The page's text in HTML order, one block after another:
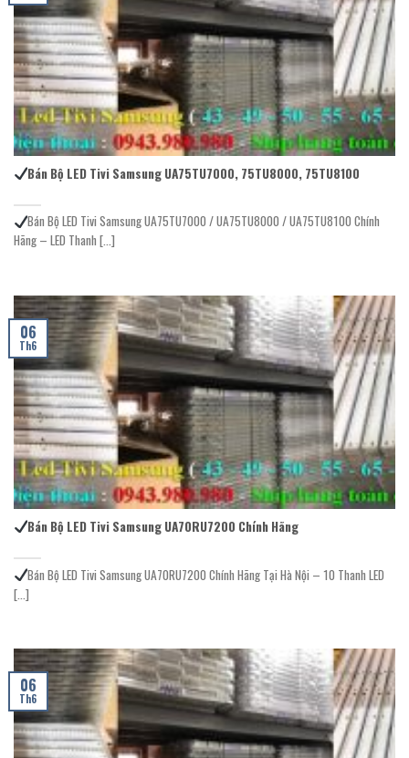
Bán Bộ LED Tivi Samsung UA75TU7000, 75TU8000, 75TU8100
Bán Bộ LED Tivi Samsung UA75TU7000 / UA75TU8000 / UA75TU8100 Chính
Hãng – LED Thanh [...]
Bán Bộ LED Tivi Samsung UA70RU7200 Chính Hãng
Bán Bộ LED Tivi Samsung UA70RU7200 Chính Hãng Tại Hà Nội – 10 Thanh LED
[...]
06
Th6
06
Th6